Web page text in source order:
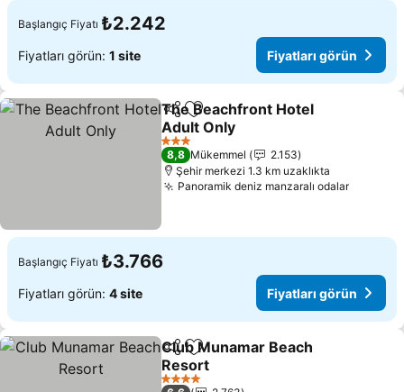
Başlangıç Fiyatı ₺2.242
Fiyatları görün: 1 site Fiyatları görün
PaylaşFavorilerime ekle
The Beachfront Hotel
Adult Only
Fiyatları görün
3 Yıldız
8,8 Mükemmel
2.153
Şehir merkezi 1.3 km uzaklıkta
Panoramik deniz manzaralı odalar
Başlangıç Fiyatı ₺3.766
Fiyatları görün: 4 site Fiyatları görün
PaylaşFavorilerime ekle
Club Munamar Beach
Resort
Fiyatları görün
4 Yıldız